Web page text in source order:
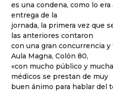
es una condena, como lo
entrega de la
jornada, la primera vez que
las anteriores contaron
con una gran concurrencia y
Aula Magna, Colón 80,
«con mucho público y
médicos se prestan de muy
buen ánimo para hablar del